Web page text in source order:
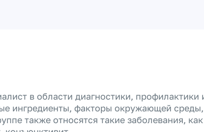
в области диагностики,
ингредиенты, факторы окружающей
также относятся такие заболевания,